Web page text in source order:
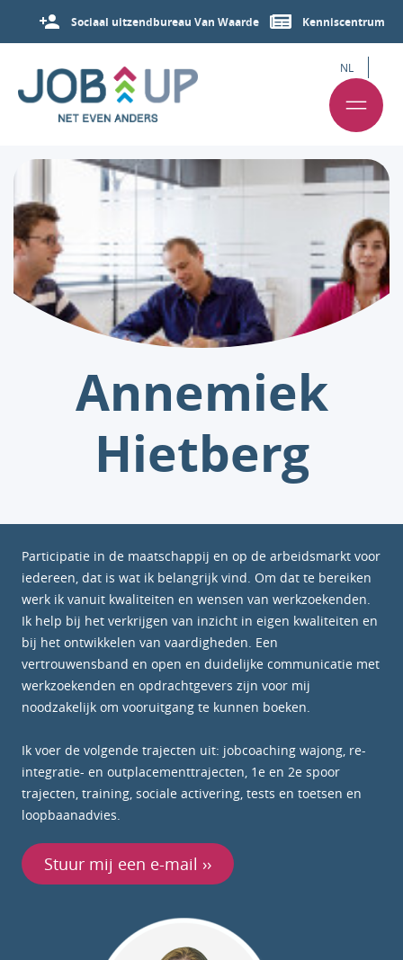
Sociaal uitzendbureau Van Waarde Kenniscentrum
NL
Annemiek
Hietberg
Participatie in de maatschappij en op de arbeidsmarkt voor
iedereen, dat is wat ik belangrijk vind. Om dat te bereiken
werk ik vanuit kwaliteiten en wensen van werkzoekenden.
Ik help bij het verkrijgen van inzicht in eigen kwaliteiten en
bij het ontwikkelen van vaardigheden. Een
vertrouwensband en open en duidelijke communicatie met
werkzoekenden en opdrachtgevers zijn voor mij
noodzakelijk om vooruitgang te kunnen boeken.
Ik voer de volgende trajecten uit: jobcoaching wajong, re-
integratie- en outplacementtrajecten, 1e en 2e spoor
trajecten, training, sociale activering, tests en toetsen en
loopbaanadvies.
Stuur mij een e-mail ››